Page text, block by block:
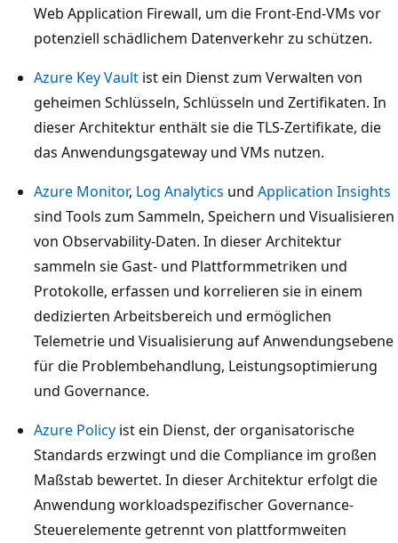
Web Application Firewall, um die Front-End-VMs vor
potenziell schädlichem Datenverkehr zu schützen.
Azure Key Vault ist ein Dienst zum Verwalten von
geheimen Schlüsseln, Schlüsseln und Zertifikaten. In
dieser Architektur enthält sie die TLS-Zertifikate, die
das Anwendungsgateway und VMs nutzen.
Azure Monitor, Log Analytics und Application Insights
sind Tools zum Sammeln, Speichern und Visualisieren
von Observability-Daten. In dieser Architektur
sammeln sie Gast- und Plattformmetriken und
Protokolle, erfassen und korrelieren sie in einem
dedizierten Arbeitsbereich und ermöglichen
Telemetrie und Visualisierung auf Anwendungsebene
für die Problembehandlung, Leistungsoptimierung
und Governance.
Azure Policy ist ein Dienst, der organisatorische
Standards erzwingt und die Compliance im großen
Maßstab bewertet. In dieser Architektur erfolgt die
Anwendung workloadspezifischer Governance-
Steuerelemente getrennt von plattformweiten